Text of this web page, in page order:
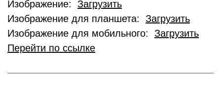
Изображение: Загрузить
Изображение для планшета: Загрузить
Изображение для мобильного: Загрузить
Перейти по ссылке